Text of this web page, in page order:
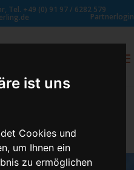
ist uns
Cookies und
um Ihnen ein
zu ermöglichen
Tel. +49 (0) 91 97 / 6282 579
Partnerlogin
3, 2017